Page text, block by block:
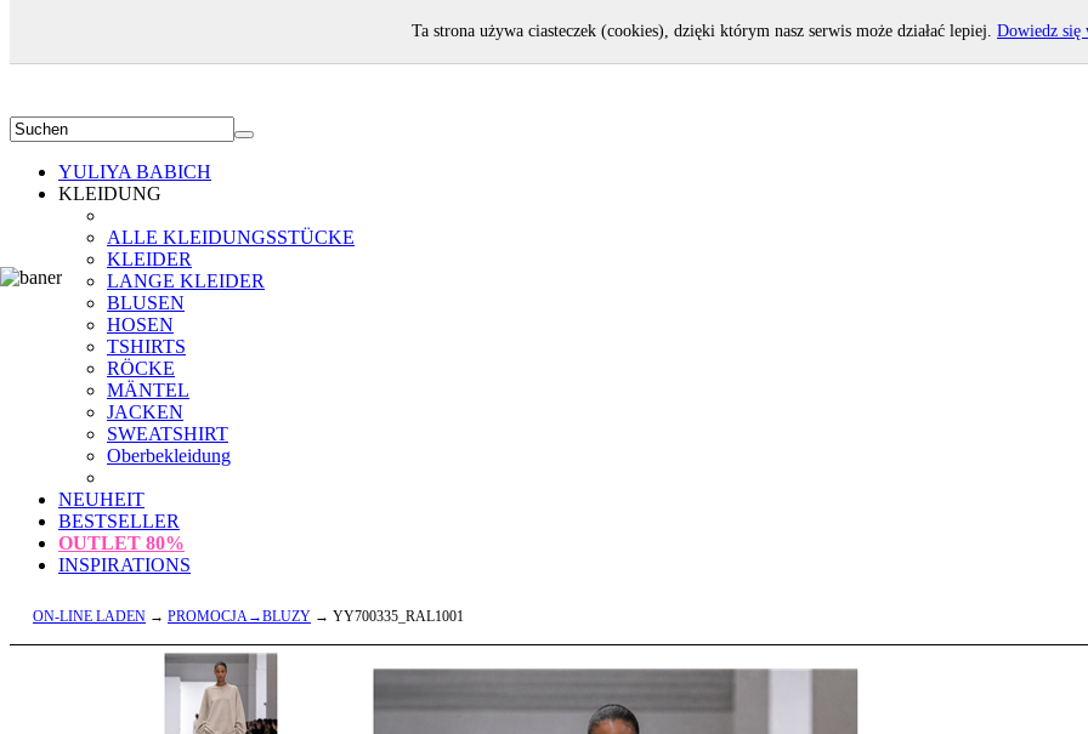
YULIYA BABICH
KLEIDUNG
ALLE KLEIDUNGSSTÜCKE
KLEIDER
LANGE KLEIDER
BLUSEN
HOSEN
TSHIRTS
RÖCKE
MÄNTEL
JACKEN
SWEATSHIRT
Oberbekleidung
NEUHEIT
BESTSELLER
OUTLET 80%
INSPIRATIONS
ON-LINE LADEN → PROMOCJA→BLUZY → YY700335_RAL1001
Ta strona używa ciasteczek (cookies), dzięki którym nasz serwis może działać lepiej. Dowiedz się